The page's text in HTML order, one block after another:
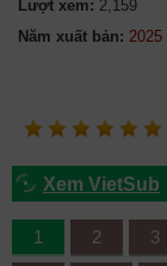
Lượt xem: 2,159
Năm xuất bản:
Xem VietSub
1 2 3